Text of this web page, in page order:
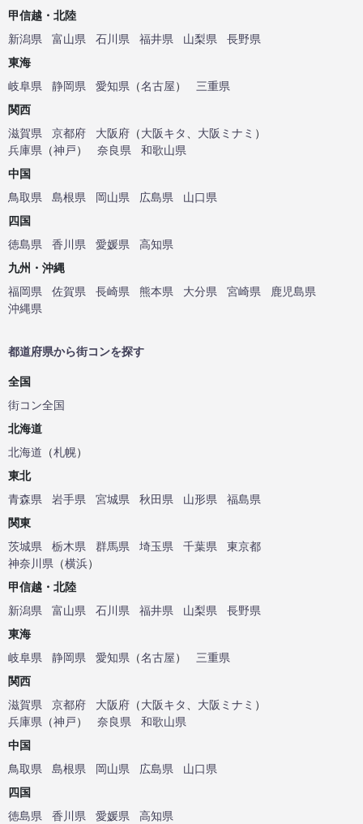
甲信越・北陸
新潟県
富山県 石川県 福井県 山梨県
長野県
東海
岐阜県
静岡県 愛知県 （名古屋）
三重県
関西
滋賀県
京都府 大阪府 （大阪キタ 大阪ミナミ ）
兵庫県 （神戸） 奈良県
和歌山県
中国
鳥取県
島根県 岡山県 広島県
山口県
四国
徳島県
香川県 愛媛県
高知県
九州・沖縄
福岡県
佐賀県 長崎県 熊本県 大分県 宮崎県
鹿児島県
沖縄県
都道府県から街コンを探す
全国
街コン全国
北海道
北海道 （札幌）
東北
青森県
岩手県 宮城県 秋田県 山形県
福島県
関東
茨城県
栃木県 群馬県 埼玉県 千葉県
東京都
神奈川県 （横浜）
甲信越・北陸
新潟県
富山県 石川県 福井県 山梨県
長野県
東海
岐阜県
静岡県 愛知県 （名古屋）
三重県
関西
滋賀県
京都府 大阪府 （大阪キタ 大阪ミナミ ）
兵庫県 （神戸） 奈良県
和歌山県
中国
鳥取県
島根県 岡山県 広島県
山口県
四国
徳島県
香川県 愛媛県
高知県